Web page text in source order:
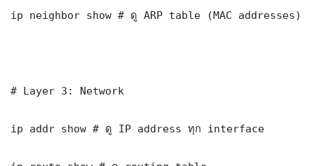
ip neighbor show # ดู ARP table (MAC addresses)
# Layer 3: Network
ip addr show # ดู IP address ทุก interface